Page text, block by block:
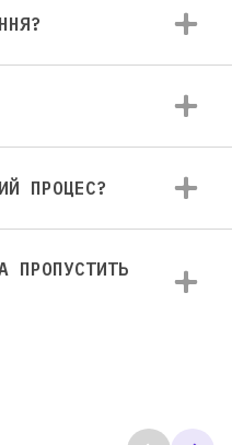
ПРОЦЕС?
ПРОПУСТИТЬ